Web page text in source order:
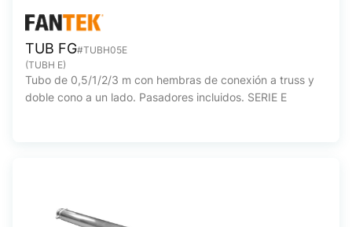
TUB FG#TUBH05E
(TUBH E)
Tubo de 0,5/1/2/3 m con hembras de conexión a truss y
doble cono a un lado. Pasadores incluidos. SERIE E